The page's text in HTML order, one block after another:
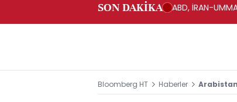
SON DAKİKA ABD, İRAN-
Bloomberg HT Haberler